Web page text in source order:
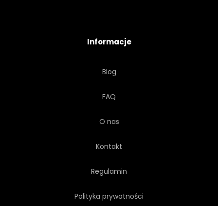
Informacje
Blog
FAQ
O nas
Kontakt
Regulamin
Polityka prywatności